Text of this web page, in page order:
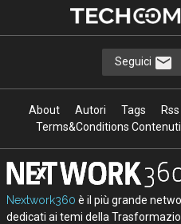
Seguici
About Autori Tags
Terms&Conditions
Nextwork360 è il più grande
dedicati ai temi della